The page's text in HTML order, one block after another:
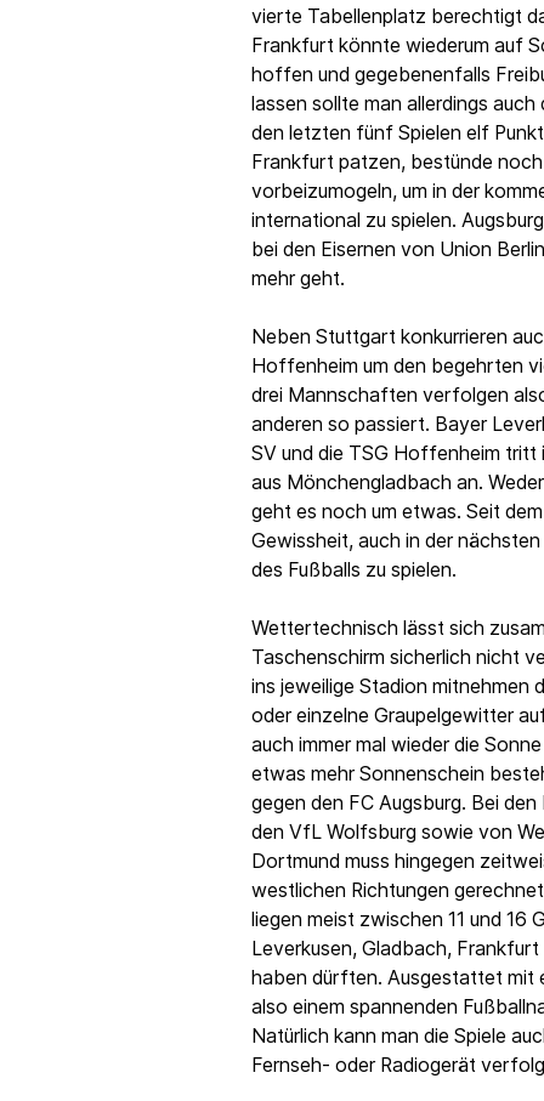
vierte Tabellenplatz berechtigt
Frankfurt könnte wiederum auf
hoffen und gegebenenfalls
lassen sollte man allerdings
den letzten fünf Spielen elf
Frankfurt patzen, bestünde
vorbeizumogeln, um in der
international zu spielen.
bei den Eisernen von Union
mehr geht.
Neben Stuttgart konkurrieren
Hoffenheim um den begehrten
drei Mannschaften verfolgen
anderen so passiert. Bayer
SV und die TSG Hoffenheim tritt
aus Mönchengladbach an.
geht es noch um etwas. Seit
Gewissheit, auch in der
des Fußballs zu spielen.
Wettertechnisch lässt sich
Taschenschirm sicherlich nicht
ins jeweilige Stadion mitnehmen
oder einzelne Graupelgewitter
auch immer mal wieder die
etwas mehr Sonnenschein
gegen den FC Augsburg. Bei
den VfL Wolfsburg sowie von
Dortmund muss hingegen
westlichen Richtungen
liegen meist zwischen 11 und 16
Leverkusen, Gladbach,
haben dürften. Ausgestattet mit
also einem spannenden
Natürlich kann man die Spiele
Fernseh- oder Radiogerät